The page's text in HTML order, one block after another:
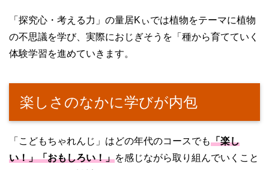
「探究心・考える力」の量居Kぃでは植物をテーマに植物
の不思議を学び、実際におじぎそうを「種から育てていく
体験学習を進めていきます。
楽しさのなかに学びが内包
「こどもちゃれんじ」はどの年代のコースでも「楽し
い！」「おもしろい！」を感じながら取り組んでいくこと